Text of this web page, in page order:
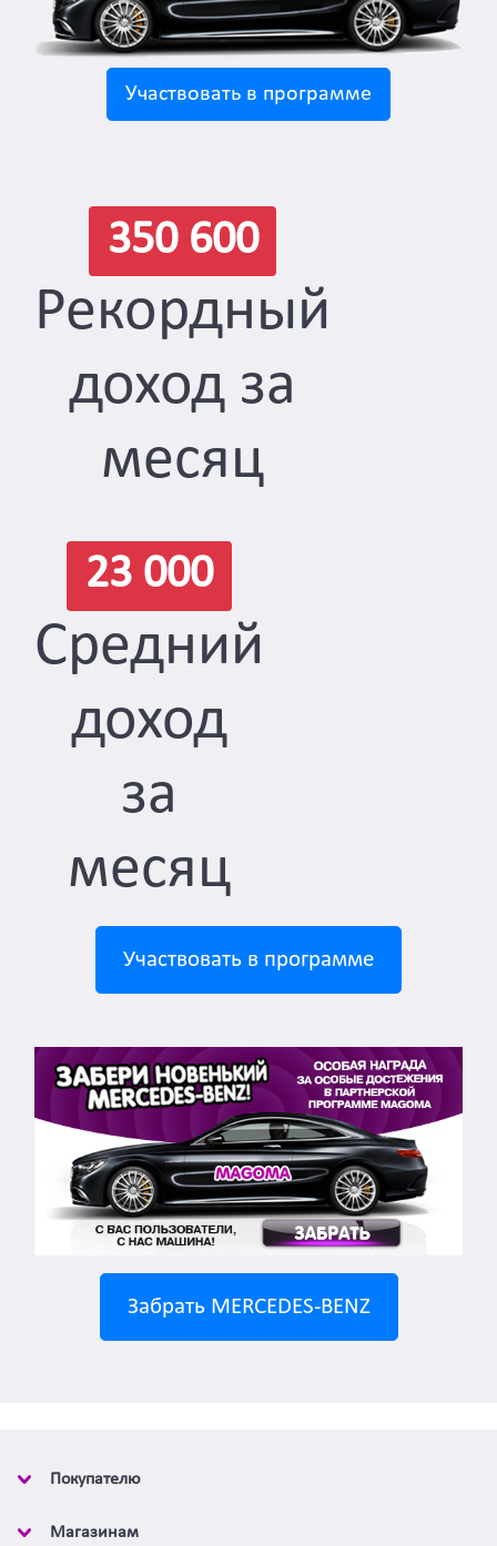
Участвовать в программе
350 600
Рекордный
доход за
месяц
23 000
Средний
доход
за
месяц
Участвовать в программе
Забрать MERCEDES-BENZ
Покупателю
Магазинам